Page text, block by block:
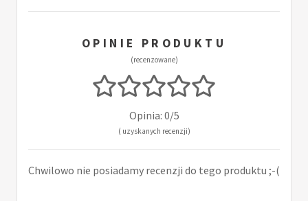
OPINIE PRODUKTU
(recenzowane)
Opinia: 0/5
( uzyskanych recenzji)
Chwilowo nie posiadamy recenzji do tego produktu ;-(